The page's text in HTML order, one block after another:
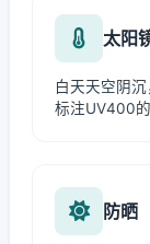
太阳
白天天空阴
标注UV400
防晒